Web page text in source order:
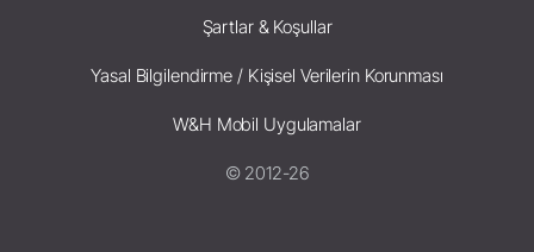
Şartlar & Koşullar
Yasal Bilgilendirme / Kişisel Verilerin Korunması
W&H Mobil Uygulamalar
© 2012-26